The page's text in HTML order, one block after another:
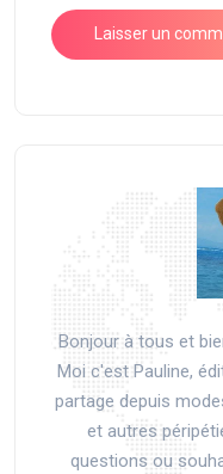
Bonjour à tous et
Moi c'est Pauline,
partage depuis
et autres
questions ou